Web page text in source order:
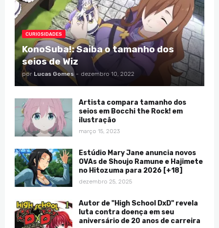
CURIOSIDADES
KonoSuba!: Saiba o tamanho dos
seios de Wiz
por Lucas Gomes - dezembro 10, 2022
Artista compara tamanho dos
seios em Bocchi the Rock! em
ilustração
março 15, 2023
Estúdio Mary Jane anuncia novos
OVAs de Shoujo Ramune e Hajimete
no Hitozuma para 2026 [+18]
dezembro 25, 2025
Autor de "High School DxD" revela
luta contra doença em seu
aniversário de 20 anos de carreira